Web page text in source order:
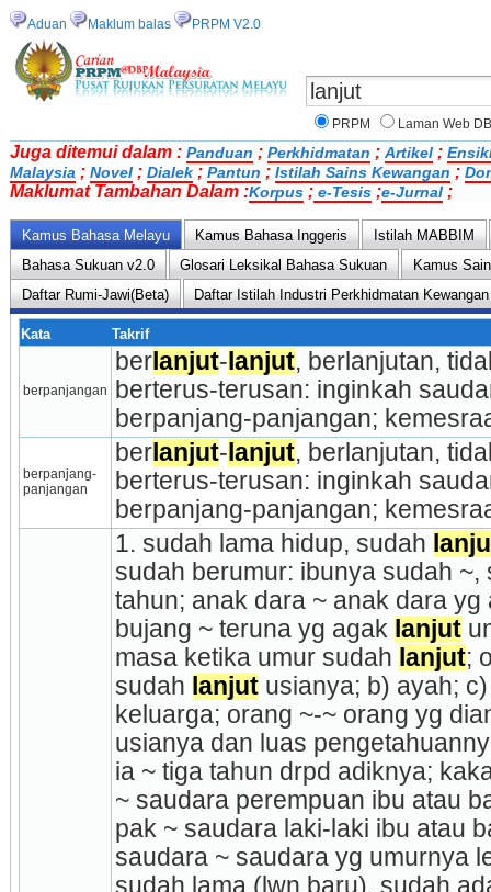
Aduan Maklum balas PRPM V2.0
PRPM Laman Web
Juga ditemui dalam : Panduan ; Perkhidmatan ; Artikel ;
Malaysia ; Novel ; Dialek ; Pantun ; Istilah Sains Kewangan ;
Maklumat Tambahan Dalam :Korpus ; e-Tesis ;e-Jurnal ;
Kamus Bahasa Melayu Kamus Bahasa Inggeris
Istilah MABBIM
Bahasa Sukuan v2.0
Glosari Leksikal Bahasa Sukuan
Kamus
Daftar Rumi-Jawi(Beta)
Daftar Istilah Industri Perkhidmatan Kewangan
Kata Takrif
berpanjangan
ber­lanjut- lanjut, berlanjutan,
berterus-terusan: inginkah
berpanjang-panjangan;
berpanjang-
panjangan
ber­lanjut- lanjut, berlanjutan,
berterus-terusan: inginkah
berpanjang-panjangan;
1. sudah lama hidup, sudah
sudah berumur: ibunya sudah ~,
tahun; anak dara ~ anak dara
bujang ~ teruna yg agak lanjut
masa ketika umur sudah lanjut;
sudah lanjut usianya; b) ayah;
keluarga; orang ~-~ orang yg
usianya dan luas
ia ~ tiga tahun drpd adiknya;
~ saudara perempuan ibu atau
pak ~ saudara laki-laki ibu atau
saudara ~ saudara yg umurnya
sudah lama (lwn baru), sudah